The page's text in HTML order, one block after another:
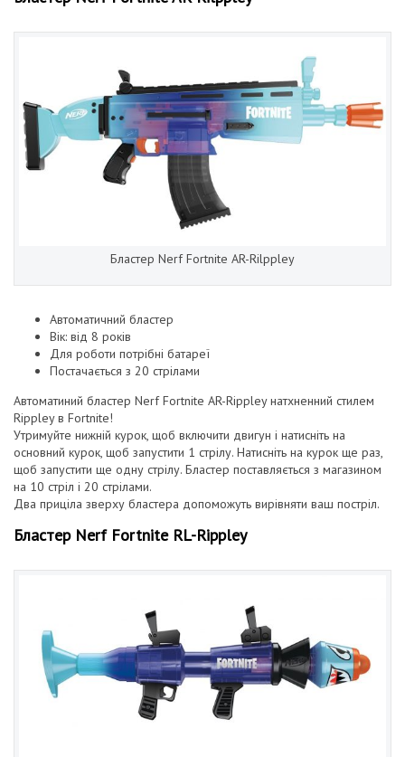
Бластер Nerf Fortnite AR-Rilppley
Автоматичний бластер
Вік: від 8 років
Для роботи потрібні батареї
Постачається з 20 стрілами
Автоматиний бластер Nerf Fortnite AR-Rippley натхненний стилем
Rippley в Fortnite!
Утримуйте нижній курок, щоб включити двигун і натисніть на
основний курок, щоб запустити 1 стрілу. Натисніть на курок ще раз,
щоб запустити ще одну стрілу. Бластер поставляється з магазином
на 10 стріл і 20 стрілами.
Два приціла зверху бластера допоможуть вирівняти ваш постріл.
Бластер Nerf Fortnite RL-Rippley